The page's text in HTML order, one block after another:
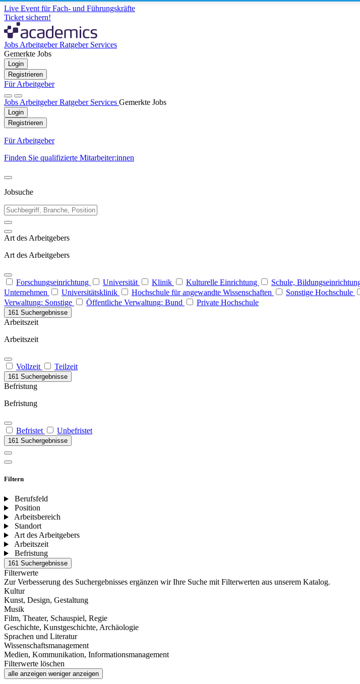
Live Event für Fach- und Führungskräfte
Ticket sichern!
Jobs ArbeitgeberRatgeber Services
Gemerkte Jobs
Login
Registrieren
Für Arbeitgeber
Jobs ArbeitgeberRatgeber Services Gemerkte Jobs
Login
Registrieren
Für Arbeitgeber
Finden Sie qualifizierte Mitarbeiter:innen
Jobsuche
Art des Arbeitgebers
Art des Arbeitgebers
Forschungseinrichtung Universität Klinik Kulturelle Einrichtung Schule,
Unternehmen
Universitätsklinik Hochschule für angewandte Wissenschaften Sonstige Hochschule
Verwaltung: Sonstige
Öffentliche Verwaltung: Bund Private Hochschule
161 Suchergebnisse
Arbeitszeit
Arbeitszeit
Vollzeit Teilzeit
161 Suchergebnisse
Befristung
Befristung
Befristet Unbefristet
161 Suchergebnisse
Filtern
Berufsfeld
Position
Arbeitsbereich
Standort
Art des Arbeitgebers
Arbeitszeit
Befristung
161 Suchergebnisse
Filterwerte
Zur Verbesserung des Suchergebnisses ergänzen wir Ihre Suche mit Filterwerten aus unserem Katalog.
Kultur
Kunst, Design, Gestaltung
Musik
Film, Theater, Schauspiel, Regie
Geschichte, Kunstgeschichte, Archäologie
Sprachen und Literatur
Wissenschaftsmanagement
Medien, Kommunikation, Informationsmanagement
Filterwerte löschen
alle anzeigen weniger anzeigen